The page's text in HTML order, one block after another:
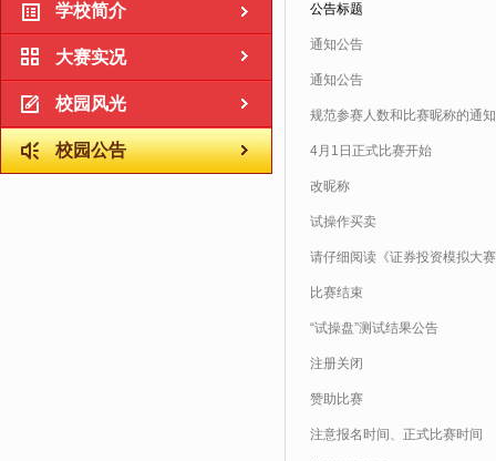
学校简介
大赛实况
校园风光
校园公告
公告标题
通知公告
通知公告
规范参赛人数和比赛昵称的通知
4月1日正式比赛开始
改昵称
试操作买卖
请仔细阅读《证券投资模拟大
比赛结束
“试操盘”测试结果公告
注册关闭
赞助比赛
注意报名时间、正式比赛时间